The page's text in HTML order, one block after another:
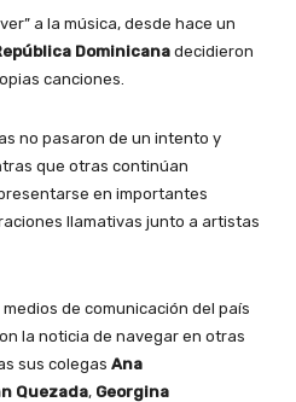
a la música, desde hace un
Dominicanadecidieron
canciones.
no pasaron de un intento y
que otras continúan
en importantes
llamativas junto a artistas
de comunicación del país
la noticia de navegar en otras
sus colegas Ana
Quezada, Georgina